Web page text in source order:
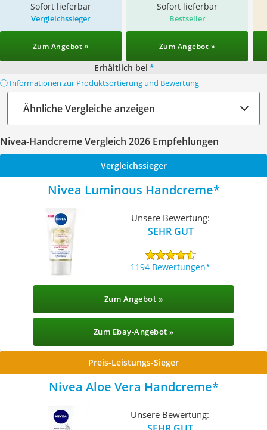
Sofort lieferbar Sofort lieferbar
Vergleichssieger
Zum Angebot »
Bestseller
Zum Angebot »
Erhältlich bei *
ⓘ Informationen zur Produktsortierung und Bewertung
Ähnliche Vergleiche anzeigen
Nivea-Handcreme Vergleich 2026 Empfehlungen
Vergleichssieger
Nivea Luminous Handcreme
Unsere Bewertung:
SEHR GUT
1194 Bewertungen
Zum Angebot »
Zum Ebay-Angebot »
Preis-Leistungs-Sieger
Nivea Aloe Vera Handcreme
Unsere Bewertung: